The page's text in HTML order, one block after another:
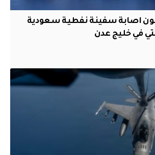
اصابة سفينة نفطية سعودية
في خليج عدن